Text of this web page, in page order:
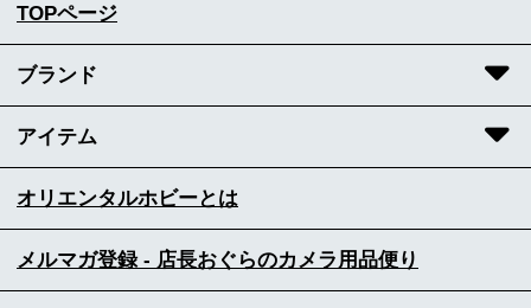
TOPページ
ブランド
アイテム
オリエンタルホビーとは
メルマガ登録 - 店長おぐらのカメラ用品便り